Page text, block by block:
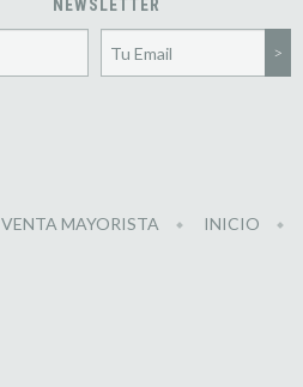
NEWSLETTER
VENTA MAYORISTA INICIO